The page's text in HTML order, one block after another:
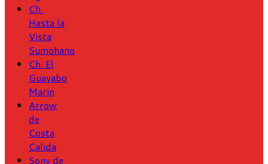
Ch.
Hasta la
Vista
Sumohano
Ch. El
Guayabo
Marin
Arrow
de
Costa
Calida
Sony de